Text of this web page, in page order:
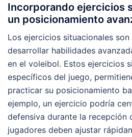
Incorporando ejercicios
un posicionamiento
Los ejercicios situacionales son
desarrollar habilidades
en el voleibol. Estos ejercicios
específicos del juego,
practicar su posicionamiento
ejemplo, un ejercicio podría
defensiva durante la recepción
jugadores deben ajustar